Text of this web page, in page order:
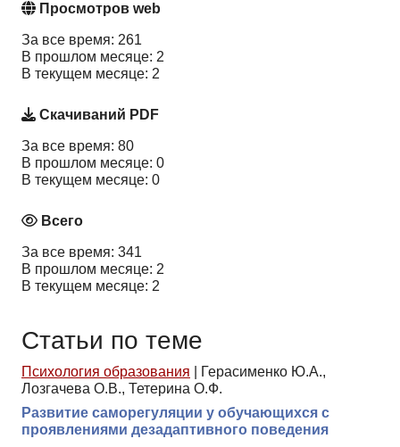
Просмотров web
За все время: 261
В прошлом месяце: 2
В текущем месяце: 2
Скачиваний PDF
За все время: 80
В прошлом месяце: 0
В текущем месяце: 0
Всего
За все время: 341
В прошлом месяце: 2
В текущем месяце: 2
Статьи по теме
Психология образования
Герасименко Ю.А.,
Лозгачева О.В., Тетерина О.Ф.
Развитие саморегуляции у обучающихся с
проявлениями дезадаптивного поведения